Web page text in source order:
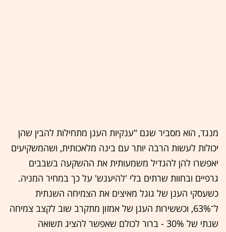
מנגד, הוא מסביר שגם "ענקיות הענן מתחילות להבין שהן
יכולות לעשות הרבה יותר עם בינה מלאכותית, ושהמשקיעים
יאפשרו להן להגדיל משמעותית את ההשקעה בשבבים
גרפיים ובחוות שרתים בלי 'להיענש' על כך במחיר המניה.
כשעסקי הענן של גוגל מאיצים את הצמיחה השנתית
ל־63%, וכששירות הענן של אמזון מתקרב שוב לקצב צמיחה
שנתי של 30% - ברור לכולם שאפשר להציג תשואה